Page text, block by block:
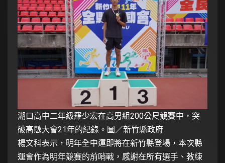
湖口高中二年級羅少宏在高男組200公尺競賽中，突
破高懸大會21年的紀錄。圖／新竹縣政府
楊文科表示，明年全中運即將在新竹縣登場，本次縣
運會作為明年競賽的前哨戰，感謝在所有選手、教綀